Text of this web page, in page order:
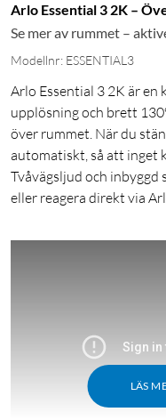
Arlo Essential 3 2K –
Se mer av rummet –
Modellnr: ESSENTIAL3
Arlo Essential 3 2K är
upplösning och brett
över rummet. När du
automatiskt, så att inget
Tvåvägsljud och inbyggd
eller reagera direkt via
LÄS